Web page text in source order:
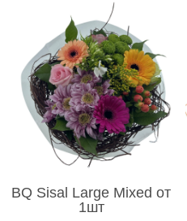
BQ Sisal Large Mixed от
1шт